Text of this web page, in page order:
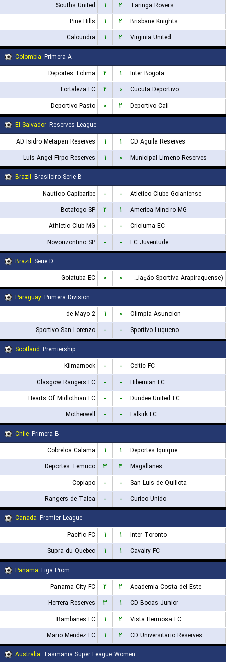
Souths United
۱ ۲
Taringa Rovers
Pine Hills
۱ ۲
Brisbane Knights
Caloundra
۱ ۲
Virginia United
Colombia Primera A
Deportes Tolima
۲ ۱
Inter Bogota
Fortaleza FC
۲ ۰
Cucuta Deportivo
Deportivo Pasto
۰ ۲
Deportivo Cali
El Salvador Reserves League
AD Isidro Metapan Reserves
۱ ۱
CD Aguila Reserves
Luis Angel Firpo Reserves
۱ ۰
Municipal Limeno Reserves
Brazil Brasileiro Serie B
Nautico Capibaribe
- -
Atletico Clube Goianiense
Botafogo SP
۲ ۱
America Mineiro MG
Athletic Club MG
- -
Criciuma EC
Novorizontino SP
- -
EC Juventude
Brazil Serie D
Goiatuba EC
۰ ۰
ASA (Agremiação Sportiva Arapiraquense)
Paraguay Primera Division
2 de Mayo
۱ ۰
Olimpia Asuncion
Sportivo San Lorenzo
- -
Sportivo Luqueno
Scotland Premiership
Kilmarnock
- -
Celtic FC
Glasgow Rangers FC
- -
Hibernian FC
Hearts Of Midlothian FC
- -
Dundee United FC
Motherwell
- -
Falkirk FC
Chile Primera B
Cobreloa Calama
۱ ۱
Deportes Iquique
Deportes Temuco
۳ ۴
Magallanes
Copiapo
- -
San Luis de Quillota
Rangers de Talca
- -
Curico Unido
Canada Premier League
Pacific FC
۱ ۱
Inter Toronto
Supra du Quebec
۱ ۱
Cavalry FC
Panama Liga Prom
Panama City FC
۲ ۲
Academia Costa del Este
Herrera Reserves
۳ ۱
CD Bocas Junior
Bambanes FC
۱ ۲
Vista Hermosa FC
Mario Mendez FC
۱ ۲
CD Universitario Reserves
Australia Tasmania Super League Women